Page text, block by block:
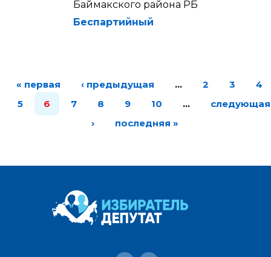
Баймакского района РБ
Беспартийный
« первая ‹ предыдущая … 2 3
4
5
6 7 8 9 10 …
следующая
›
последняя »